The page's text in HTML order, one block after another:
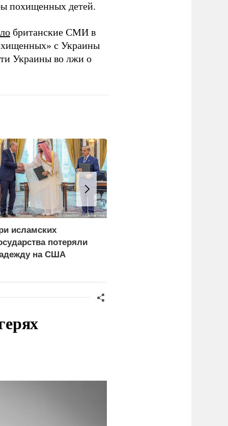
похищенных детей.
британские СМИ в
с Украины
Украины во лжи о
исламских
потеряли
на США